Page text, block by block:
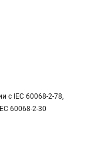
с IEC 60068-2-78,
60068-2-30